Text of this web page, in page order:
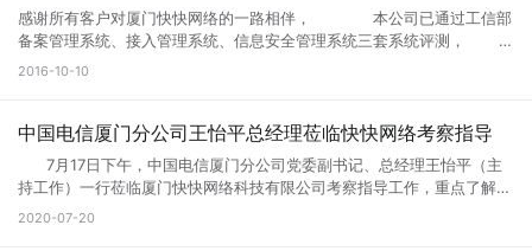
--------------- 高防A型：G口20M独享 60G防御 399元/月 高防B型：
G口30M独享 100G防御 699元/月 高防C型：G口100M独享 200G防御
1299元/月 高防D型：G口100M独享 300G防御 1799元/月 适合：游
戏，网站，APP，北方联通布点等业务 --------------------------------
仅售999元/月 微端大带宽B型： 200M带宽 120G防御 仅售1799元/月
适合：大带宽资源加载，下载业务，附送微端防CC策略 ----------------
-------------------------------------------- 新老客户体验活动： 只要
感谢所有客户对厦门快快网络的一路相伴， 本公司已通过工信部
备案管理系统、接入管理系统、信息安全管理系统三套系统评测，
经通信管局审批通过取得增值电信业务 ISP（因特网接入服务），IDC(互
2016-10-10
中国电信厦门分公司王怡平总经理莅临快快网络考察指导
7月17日下午，中国电信厦门分公司党委副书记、总经理王怡平（主
持工作）一行莅临厦门快快网络科技有限公司考察指导工作，重点了解当
前公司的运营情况及发展规划，并就深化双方合作、推进5G建设进行交
2020-07-20